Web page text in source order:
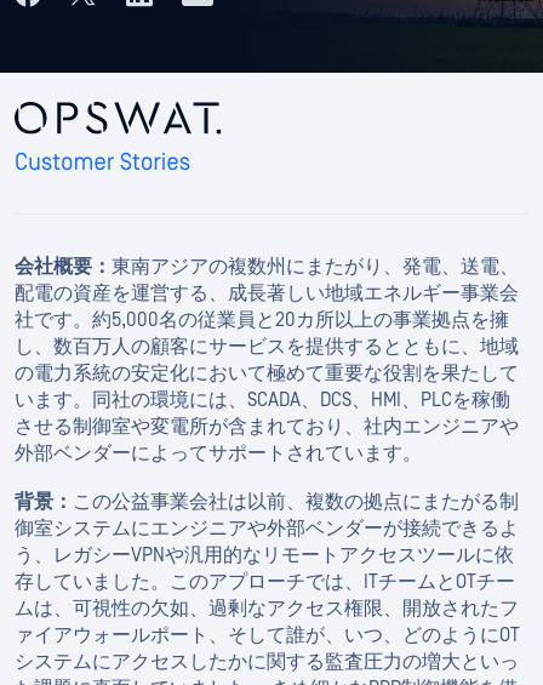
会社概要： 東南アジアの複数州にまたがり、発電、送電、
配電の資産を運営する、成長著しい地域エネルギー事業会
社です。約5,000名の従業員と20カ所以上の事業拠点を擁
し、数百万人の顧客にサービスを提供するとともに、地域
の電力系統の安定化において極めて重要な役割を果たして
います。同社の環境には、SCADA、DCS、HMI、PLCを稼働
させる制御室や変電所が含まれており、社内エンジニアや
外部ベンダーによってサポートされています。
背景： この公益事業会社は以前、複数の拠点にまたがる制
御室システムにエンジニアや外部ベンダーが接続できるよ
う、レガシーVPNや汎用的なリモートアクセスツールに依
存していました。このアプローチでは、ITチームとOTチー
ムは、可視性の欠如、過剰なアクセス権限、開放されたフ
ァイアウォールポート、そして誰が、いつ、どのようにOT
システムにアクセスしたかに関する監査圧力の増大といっ